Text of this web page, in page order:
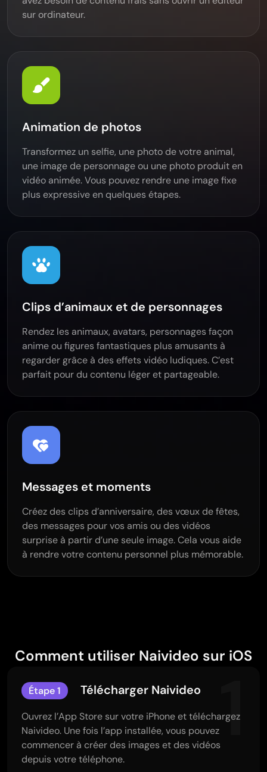
sur ordinateur.
Animation de photos
Transformez un selfie, une photo de votre animal,
une image de personnage ou une photo produit en
vidéo animée. Vous pouvez rendre une image fixe
plus expressive en quelques étapes.
Clips d’animaux et de personnages
Rendez les animaux, avatars, personnages façon
anime ou figures fantastiques plus amusants à
regarder grâce à des effets vidéo ludiques. C’est
parfait pour du contenu léger et partageable.
Messages et moments
Créez des clips d’anniversaire, des vœux de fêtes,
des messages pour vos amis ou des vidéos
surprise à partir d’une seule image. Cela vous aide
à rendre votre contenu personnel plus mémorable.
Comment utiliser Naivideo sur iOS
Étape 1 Télécharger Naivideo 1
Ouvrez l’App Store sur votre iPhone et téléchargez
Naivideo. Une fois l’app installée, vous pouvez
commencer à créer des images et des vidéos
depuis votre téléphone.